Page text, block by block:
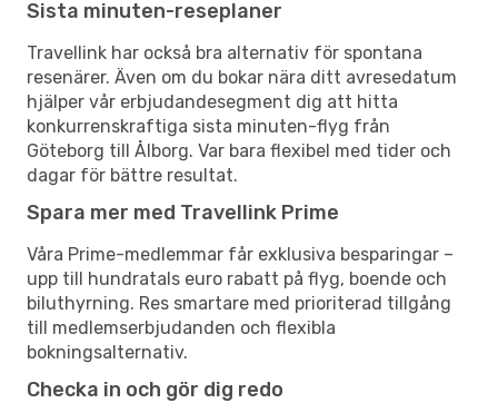
Sista minuten-reseplaner
Travellink har också bra alternativ för spontana
resenärer. Även om du bokar nära ditt avresedatum
hjälper vår erbjudandesegment dig att hitta
konkurrenskraftiga sista minuten-flyg från
Göteborg till Ålborg. Var bara flexibel med tider och
dagar för bättre resultat.
Spara mer med Travellink Prime
Våra Prime-medlemmar får exklusiva besparingar –
upp till hundratals euro rabatt på flyg, boende och
biluthyrning. Res smartare med prioriterad tillgång
till medlemserbjudanden och flexibla
bokningsalternativ.
Checka in och gör dig redo